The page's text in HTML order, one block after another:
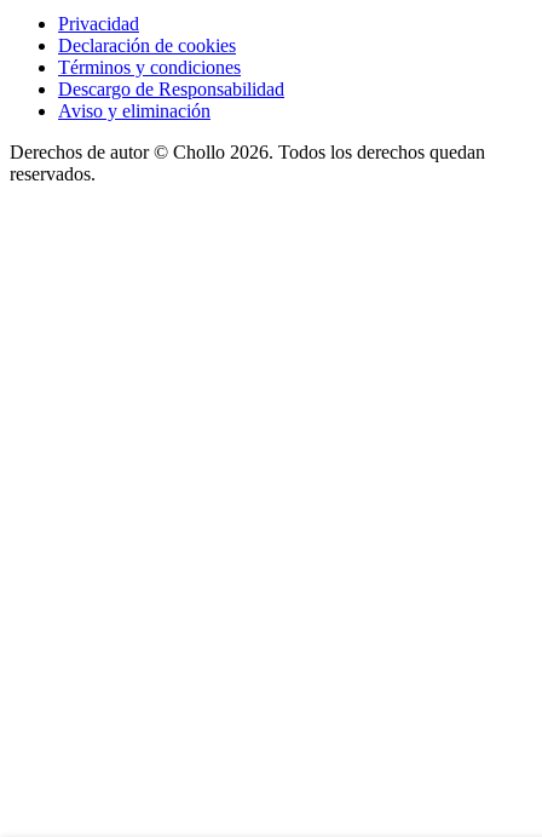
Privacidad
Declaración de cookies
Términos y condiciones
Descargo de Responsabilidad
Aviso y eliminación
Derechos de autor © Chollo 2026. Todos los derechos quedan
reservados.